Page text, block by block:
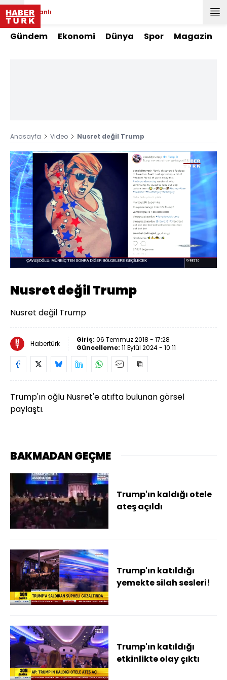
Canlı
Gündem Ekonomi Dünya Spor Magazin
Anasayfa Video Nusret değil Trump
Sesi
Aç
480
Yüklendi
77.08%
Oynatma
Hızı
Nusret değil Trump
Nusret değil Trump
Habertürk Giriş: 06 Temmuz 2018 - 17:28
Güncelleme: 11 Eylül 2024 - 10:11
Trump'ın oğlu Nusret'e atıfta bulunan görsel
paylaştı.
BAKMADAN GEÇME
Trump'ın kaldığı otele
ateş açıldı
Trump'ın katıldığı
yemekte silah sesleri!
Trump'ın katıldığı
etkinlikte olay çıktı